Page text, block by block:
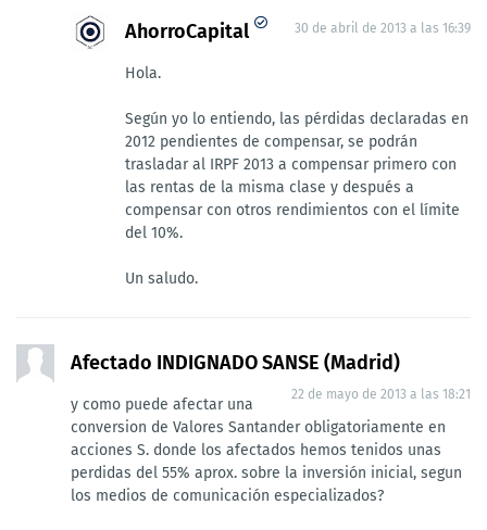
AhorroCapital 30 de abril de 2013 a las 16:39
Hola.
Según yo lo entiendo, las pérdidas declaradas en
2012 pendientes de compensar, se podrán
trasladar al IRPF 2013 a compensar primero con
las rentas de la misma clase y después a
compensar con otros rendimientos con el límite
del 10%.
Un saludo.
Afectado INDIGNADO SANSE (Madrid)
22 de mayo de 2013 a las 18:21
y como puede afectar una
conversion de Valores Santander obligatoriamente en
acciones S. donde los afectados hemos tenidos unas
perdidas del 55% aprox. sobre la inversión inicial, segun
los medios de comunicación especializados?